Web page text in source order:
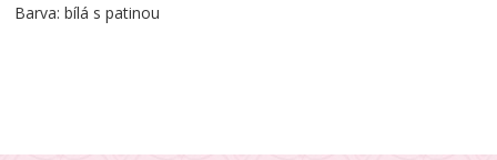
Barva: bílá s patinou